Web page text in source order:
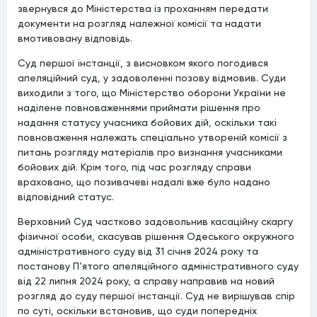
звернувся до Міністерства із проханням передати
документи на розгляд належної комісії та надати
вмотивовану відповідь.
Суд першої інстанції, з висновком якого погодився
апеляційний суд, у задоволенні позову відмовив. Суди
виходили з того, що Міністерство оборони України не
наділене повноваженнями приймати рішення про
надання статусу учасника бойових дій, оскільки такі
повноваження належать спеціально утвореній комісії з
питань розгляду матеріалів про визнання учасниками
бойових дій. Крім того, під час розгляду справи
враховано, що позивачеві надалі вже було надано
відповідний статус.
Верховний Суд частково задовольнив касаційну скаргу
фізичної особи, скасував рішення Одеського окружного
адміністративного суду від 31 січня 2024 року та
постанову П’ятого апеляційного адміністративного суду
від 22 липня 2024 року, а справу направив на новий
розгляд до суду першої інстанції. Суд не вирішував спір
по суті, оскільки встановив, що суди попередніх